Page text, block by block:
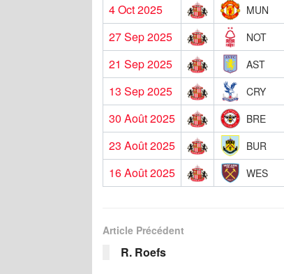
4 Oct 2025
MUN
27 Sep 2025
NOT
21 Sep 2025
AST
13 Sep 2025
CRY
30 Août 2025
BRE
23 Août 2025
BUR
16 Août 2025
WES
Article Précédent
R. Roefs